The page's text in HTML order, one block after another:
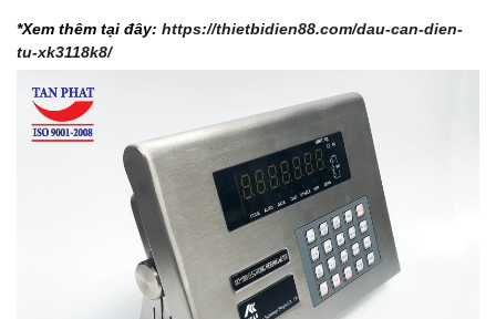
*Xem thêm tại đây: https://thietbidien88.com/dau-can-dien-
tu-xk3118k8/